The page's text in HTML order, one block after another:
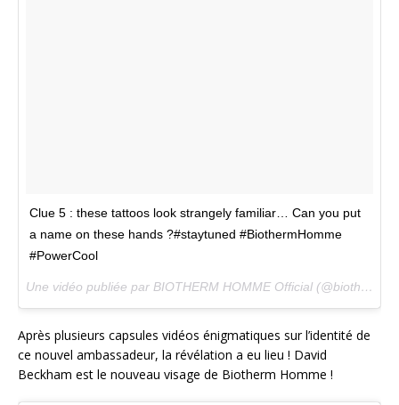
Clue 5 : these tattoos look strangely familiar… Can you put
a name on these hands ?#staytuned #BiothermHomme
#PowerCool
Une vidéo publiée par BIOTHERM HOMME Official (@biothermhomme) le
Après plusieurs capsules vidéos énigmatiques sur l’identité de
ce nouvel ambassadeur, la révélation a eu lieu ! David
Beckham est le nouveau visage de Biotherm Homme !